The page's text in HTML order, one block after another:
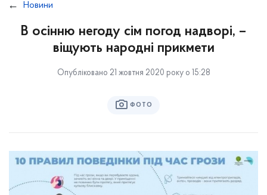
Новини
В осінню негоду сім погод надворі, –
віщують народні прикмети
Опубліковано 21 жовтня 2020 року о 15:28
ФОТО